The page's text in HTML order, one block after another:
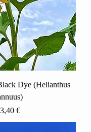
Dye (Helianthus
Prezzo
3,40 €